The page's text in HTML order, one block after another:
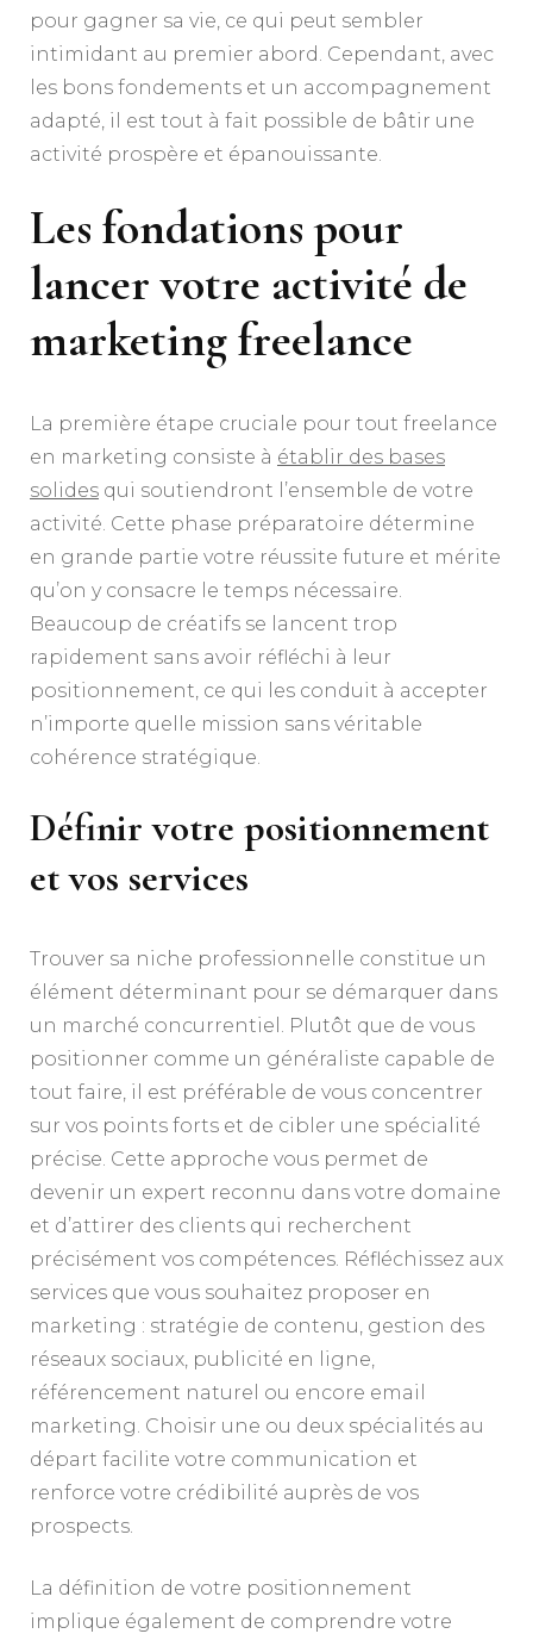
pour gagner sa vie, ce qui peut sembler
intimidant au premier abord. Cependant, avec
les bons fondements et un accompagnement
adapté, il est tout à fait possible de bâtir une
activité prospère et épanouissante.
Les fondations pour
lancer votre activité de
marketing freelance
La première étape cruciale pour tout freelance
en marketing consiste à établir des bases
solides qui soutiendront l’ensemble de votre
activité. Cette phase préparatoire détermine
en grande partie votre réussite future et mérite
qu’on y consacre le temps nécessaire.
Beaucoup de créatifs se lancent trop
rapidement sans avoir réfléchi à leur
positionnement, ce qui les conduit à accepter
n’importe quelle mission sans véritable
cohérence stratégique.
Définir votre positionnement
et vos services
Trouver sa niche professionnelle constitue un
élément déterminant pour se démarquer dans
un marché concurrentiel. Plutôt que de vous
positionner comme un généraliste capable de
tout faire, il est préférable de vous concentrer
sur vos points forts et de cibler une spécialité
précise. Cette approche vous permet de
devenir un expert reconnu dans votre domaine
et d’attirer des clients qui recherchent
précisément vos compétences. Réfléchissez aux
services que vous souhaitez proposer en
marketing : stratégie de contenu, gestion des
réseaux sociaux, publicité en ligne,
référencement naturel ou encore email
marketing. Choisir une ou deux spécialités au
départ facilite votre communication et
renforce votre crédibilité auprès de vos
prospects.
La définition de votre positionnement
implique également de comprendre votre